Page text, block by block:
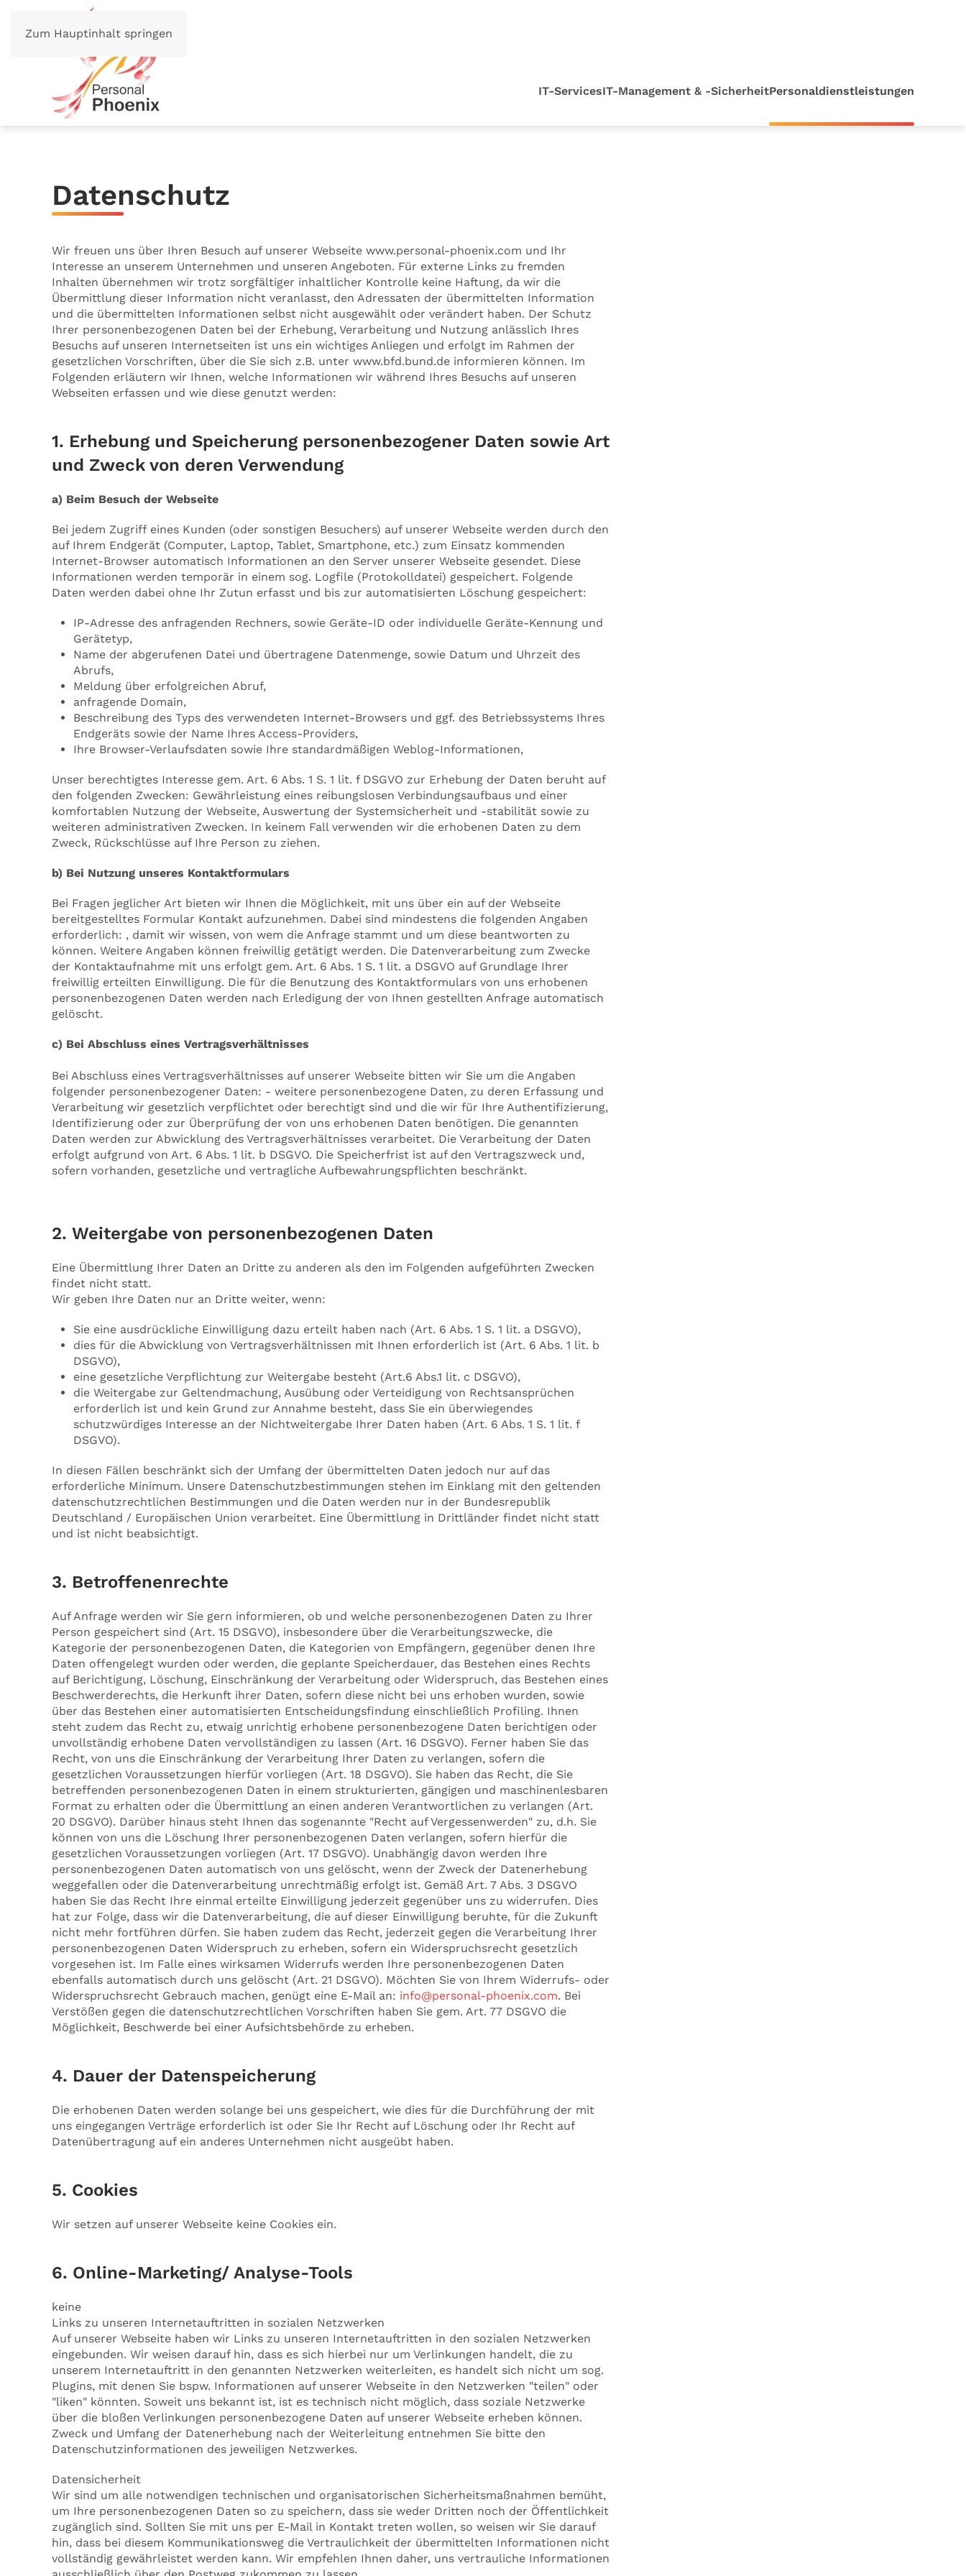
Zum Hauptinhalt springen
IT-ServicesIT-Management & -SicherheitPersonaldienstleistungen
Datenschutz
Wir freuen uns über Ihren Besuch auf unserer Webseite www.personal-phoenix.com und Ihr
Interesse an unserem Unternehmen und unseren Angeboten. Für externe Links zu fremden
Inhalten übernehmen wir trotz sorgfältiger inhaltlicher Kontrolle keine Haftung, da wir die
Übermittlung dieser Information nicht veranlasst, den Adressaten der übermittelten Information
und die übermittelten Informationen selbst nicht ausgewählt oder verändert haben. Der Schutz
Ihrer personenbezogenen Daten bei der Erhebung, Verarbeitung und Nutzung anlässlich Ihres
Besuchs auf unseren Internetseiten ist uns ein wichtiges Anliegen und erfolgt im Rahmen der
gesetzlichen Vorschriften, über die Sie sich z.B. unter www.bfd.bund.de informieren können. Im
Folgenden erläutern wir Ihnen, welche Informationen wir während Ihres Besuchs auf unseren
Webseiten erfassen und wie diese genutzt werden:
1. Erhebung und Speicherung personenbezogener Daten sowie Art
und Zweck von deren Verwendung
a) Beim Besuch der Webseite
Bei jedem Zugriff eines Kunden (oder sonstigen Besuchers) auf unserer Webseite werden durch den
auf Ihrem Endgerät (Computer, Laptop, Tablet, Smartphone, etc.) zum Einsatz kommenden
Internet-Browser automatisch Informationen an den Server unserer Webseite gesendet. Diese
Informationen werden temporär in einem sog. Logfile (Protokolldatei) gespeichert. Folgende
Daten werden dabei ohne Ihr Zutun erfasst und bis zur automatisierten Löschung gespeichert:
IP-Adresse des anfragenden Rechners, sowie Geräte-ID oder individuelle Geräte-Kennung und
Gerätetyp,
Name der abgerufenen Datei und übertragene Datenmenge, sowie Datum und Uhrzeit des
Abrufs,
Meldung über erfolgreichen Abruf,
anfragende Domain,
Beschreibung des Typs des verwendeten Internet-Browsers und ggf. des Betriebssystems Ihres
Endgeräts sowie der Name Ihres Access-Providers,
Ihre Browser-Verlaufsdaten sowie Ihre standardmäßigen Weblog-Informationen,
Unser berechtigtes Interesse gem. Art. 6 Abs. 1 S. 1 lit. f DSGVO zur Erhebung der Daten beruht auf
den folgenden Zwecken: Gewährleistung eines reibungslosen Verbindungsaufbaus und einer
komfortablen Nutzung der Webseite, Auswertung der Systemsicherheit und -stabilität sowie zu
weiteren administrativen Zwecken. In keinem Fall verwenden wir die erhobenen Daten zu dem
Zweck, Rückschlüsse auf Ihre Person zu ziehen.
b) Bei Nutzung unseres Kontaktformulars
Bei Fragen jeglicher Art bieten wir Ihnen die Möglichkeit, mit uns über ein auf der Webseite
bereitgestelltes Formular Kontakt aufzunehmen. Dabei sind mindestens die folgenden Angaben
erforderlich: , damit wir wissen, von wem die Anfrage stammt und um diese beantworten zu
können. Weitere Angaben können freiwillig getätigt werden. Die Datenverarbeitung zum Zwecke
der Kontaktaufnahme mit uns erfolgt gem. Art. 6 Abs. 1 S. 1 lit. a DSGVO auf Grundlage Ihrer
freiwillig erteilten Einwilligung. Die für die Benutzung des Kontaktformulars von uns erhobenen
personenbezogenen Daten werden nach Erledigung der von Ihnen gestellten Anfrage automatisch
gelöscht.
c) Bei Abschluss eines Vertragsverhältnisses
Bei Abschluss eines Vertragsverhältnisses auf unserer Webseite bitten wir Sie um die Angaben
folgender personenbezogener Daten: - weitere personenbezogene Daten, zu deren Erfassung und
Verarbeitung wir gesetzlich verpflichtet oder berechtigt sind und die wir für Ihre Authentifizierung,
Identifizierung oder zur Überprüfung der von uns erhobenen Daten benötigen. Die genannten
Daten werden zur Abwicklung des Vertragsverhältnisses verarbeitet. Die Verarbeitung der Daten
erfolgt aufgrund von Art. 6 Abs. 1 lit. b DSGVO. Die Speicherfrist ist auf den Vertragszweck und,
sofern vorhanden, gesetzliche und vertragliche Aufbewahrungspflichten beschränkt.
2. Weitergabe von personenbezogenen Daten
Eine Übermittlung Ihrer Daten an Dritte zu anderen als den im Folgenden aufgeführten Zwecken
findet nicht statt.
Wir geben Ihre Daten nur an Dritte weiter, wenn:
Sie eine ausdrückliche Einwilligung dazu erteilt haben nach (Art. 6 Abs. 1 S. 1 lit. a DSGVO),
dies für die Abwicklung von Vertragsverhältnissen mit Ihnen erforderlich ist (Art. 6 Abs. 1 lit. b
DSGVO),
eine gesetzliche Verpflichtung zur Weitergabe besteht (Art.6 Abs.1 lit. c DSGVO),
die Weitergabe zur Geltendmachung, Ausübung oder Verteidigung von Rechtsansprüchen
erforderlich ist und kein Grund zur Annahme besteht, dass Sie ein überwiegendes
schutzwürdiges Interesse an der Nichtweitergabe Ihrer Daten haben (Art. 6 Abs. 1 S. 1 lit. f
DSGVO).
In diesen Fällen beschränkt sich der Umfang der übermittelten Daten jedoch nur auf das
erforderliche Minimum. Unsere Datenschutzbestimmungen stehen im Einklang mit den geltenden
datenschutzrechtlichen Bestimmungen und die Daten werden nur in der Bundesrepublik
Deutschland / Europäischen Union verarbeitet. Eine Übermittlung in Drittländer findet nicht statt
und ist nicht beabsichtigt.
3. Betroffenenrechte
Auf Anfrage werden wir Sie gern informieren, ob und welche personenbezogenen Daten zu Ihrer
Person gespeichert sind (Art. 15 DSGVO), insbesondere über die Verarbeitungszwecke, die
Kategorie der personenbezogenen Daten, die Kategorien von Empfängern, gegenüber denen Ihre
Daten offengelegt wurden oder werden, die geplante Speicherdauer, das Bestehen eines Rechts
auf Berichtigung, Löschung, Einschränkung der Verarbeitung oder Widerspruch, das Bestehen eines
Beschwerderechts, die Herkunft ihrer Daten, sofern diese nicht bei uns erhoben wurden, sowie
über das Bestehen einer automatisierten Entscheidungsfindung einschließlich Profiling. Ihnen
steht zudem das Recht zu, etwaig unrichtig erhobene personenbezogene Daten berichtigen oder
unvollständig erhobene Daten vervollständigen zu lassen (Art. 16 DSGVO). Ferner haben Sie das
Recht, von uns die Einschränkung der Verarbeitung Ihrer Daten zu verlangen, sofern die
gesetzlichen Voraussetzungen hierfür vorliegen (Art. 18 DSGVO). Sie haben das Recht, die Sie
betreffenden personenbezogenen Daten in einem strukturierten, gängigen und maschinenlesbaren
Format zu erhalten oder die Übermittlung an einen anderen Verantwortlichen zu verlangen (Art.
20 DSGVO). Darüber hinaus steht Ihnen das sogenannte "Recht auf Vergessenwerden" zu, d.h. Sie
können von uns die Löschung Ihrer personenbezogenen Daten verlangen, sofern hierfür die
gesetzlichen Voraussetzungen vorliegen (Art. 17 DSGVO). Unabhängig davon werden Ihre
personenbezogenen Daten automatisch von uns gelöscht, wenn der Zweck der Datenerhebung
weggefallen oder die Datenverarbeitung unrechtmäßig erfolgt ist. Gemäß Art. 7 Abs. 3 DSGVO
haben Sie das Recht Ihre einmal erteilte Einwilligung jederzeit gegenüber uns zu widerrufen. Dies
hat zur Folge, dass wir die Datenverarbeitung, die auf dieser Einwilligung beruhte, für die Zukunft
nicht mehr fortführen dürfen. Sie haben zudem das Recht, jederzeit gegen die Verarbeitung Ihrer
personenbezogenen Daten Widerspruch zu erheben, sofern ein Widerspruchsrecht gesetzlich
vorgesehen ist. Im Falle eines wirksamen Widerrufs werden Ihre personenbezogenen Daten
ebenfalls automatisch durch uns gelöscht (Art. 21 DSGVO). Möchten Sie von Ihrem Widerrufs- oder
Widerspruchsrecht Gebrauch machen, genügt eine E-Mail an: info@personal-phoenix.com. Bei
Verstößen gegen die datenschutzrechtlichen Vorschriften haben Sie gem. Art. 77 DSGVO die
Möglichkeit, Beschwerde bei einer Aufsichtsbehörde zu erheben.
4. Dauer der Datenspeicherung
Die erhobenen Daten werden solange bei uns gespeichert, wie dies für die Durchführung der mit
uns eingegangen Verträge erforderlich ist oder Sie Ihr Recht auf Löschung oder Ihr Recht auf
Datenübertragung auf ein anderes Unternehmen nicht ausgeübt haben.
5. Cookies
Wir setzen auf unserer Webseite keine Cookies ein.
6. Online-Marketing/ Analyse-Tools
keine
Links zu unseren Internetauftritten in sozialen Netzwerken
Auf unserer Webseite haben wir Links zu unseren Internetauftritten in den sozialen Netzwerken
eingebunden. Wir weisen darauf hin, dass es sich hierbei nur um Verlinkungen handelt, die zu
unserem Internetauftritt in den genannten Netzwerken weiterleiten, es handelt sich nicht um sog.
Plugins, mit denen Sie bspw. Informationen auf unserer Webseite in den Netzwerken "teilen" oder
"liken" könnten. Soweit uns bekannt ist, ist es technisch nicht möglich, dass soziale Netzwerke
über die bloßen Verlinkungen personenbezogene Daten auf unserer Webseite erheben können.
Zweck und Umfang der Datenerhebung nach der Weiterleitung entnehmen Sie bitte den
Datenschutzinformationen des jeweiligen Netzwerkes.
Datensicherheit
Wir sind um alle notwendigen technischen und organisatorischen Sicherheitsmaßnahmen bemüht,
um Ihre personenbezogenen Daten so zu speichern, dass sie weder Dritten noch der Öffentlichkeit
zugänglich sind. Sollten Sie mit uns per E-Mail in Kontakt treten wollen, so weisen wir Sie darauf
hin, dass bei diesem Kommunikationsweg die Vertraulichkeit der übermittelten Informationen nicht
vollständig gewährleistet werden kann. Wir empfehlen Ihnen daher, uns vertrauliche Informationen